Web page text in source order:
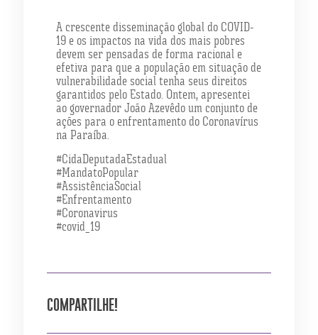
A crescente disseminação global do COVID-
19 e os impactos na vida dos mais pobres
devem ser pensadas de forma racional e
efetiva para que a população em situação de
vulnerabilidade social tenha seus direitos
garantidos pelo Estado. Ontem, apresentei
ao governador João Azevêdo um conjunto de
ações para o enfrentamento do Coronavírus
na Paraíba.
#CidaDeputadaEstadual
#MandatoPopular
#AssistênciaSocial
#Enfrentamento
#Coronavirus
#covid_19
COMPARTILHE!